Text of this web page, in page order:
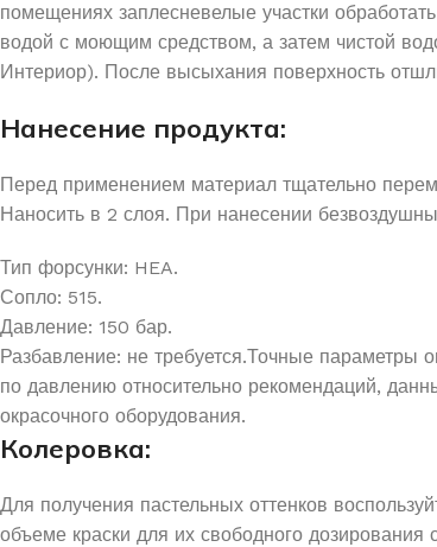
помещениях заплесневелые участки
водой с моющим средством, а затем чистой
Интериор). После высыхания поверхность
Нанесение продукта:
Перед применением материал тщательно
Наносить в 2 слоя. При нанесении
Тип форсунки: HEA.
Сопло: 515.
Давление: 150 бар.
Разбавление: не требуется.Точные параметры
по давлению относительно рекомендаций,
окрасочного оборудования.
Колеровка:
Для получения пастельных оттенков
объеме краски для их свободного